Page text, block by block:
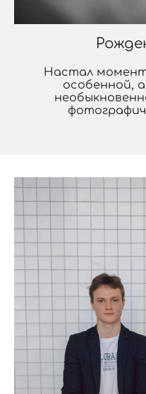
Настал
особенной,